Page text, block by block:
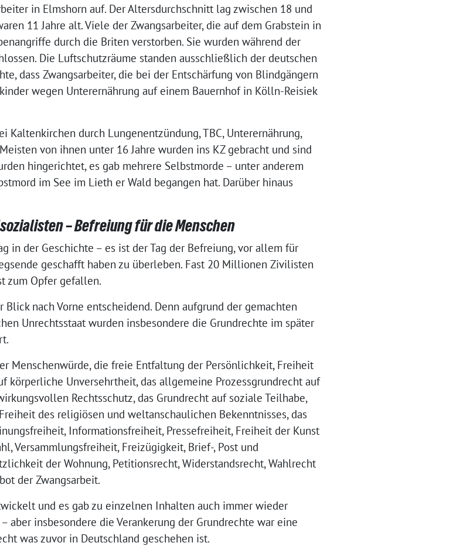
in Elmshorn auf. Der Altersdurchschnitt lag zwischen 18 und
11 Jahre alt. Viele der Zwangsarbeiter, die auf dem Grabstein in
durch die Briten verstorben. Sie wurden während der
Die Luftschutzräume standen ausschließlich der deutschen
dass Zwangsarbeiter, die bei der Entschärfung von Blindgängern
wegen Unterernährung auf einem Bauernhof in Kölln-Reisiek
Kaltenkirchen durch Lungenentzündung, TBC, Unterernährung,
von ihnen unter 16 Jahre wurden ins KZ gebracht und sind
hingerichtet, es gab mehrere Selbstmorde – unter anderem
im See im Lieth er Wald begangen hat. Darüber hinaus
– Befreiung für die Menschen
in der Geschichte – es ist der Tag der Befreiung, vor allem für
geschafft haben zu überleben. Fast 20 Millionen Zivilisten
zum Opfer gefallen.
nach Vorne entscheidend. Denn aufgrund der gemachten
Unrechtsstaat wurden insbesondere die Grundrechte im später
Menschenwürde, die freie Entfaltung der Persönlichkeit, Freiheit
körperliche Unversehrtheit, das allgemeine Prozessgrundrecht auf
Rechtsschutz, das Grundrecht auf soziale Teilhabe,
des religiösen und weltanschaulichen Bekenntnisses, das
Informationsfreiheit, Pressefreiheit, Freiheit der Kunst
Versammlungsfreiheit, Freizügigkeit, Brief-, Post und
der Wohnung, Petitionsrecht, Widerstandsrecht, Wahlrecht
der Zwangsarbeit.
und es gab zu einzelnen Inhalten auch immer wieder
aber insbesondere die Verankerung der Grundrechte war eine
was zuvor in Deutschland geschehen ist.